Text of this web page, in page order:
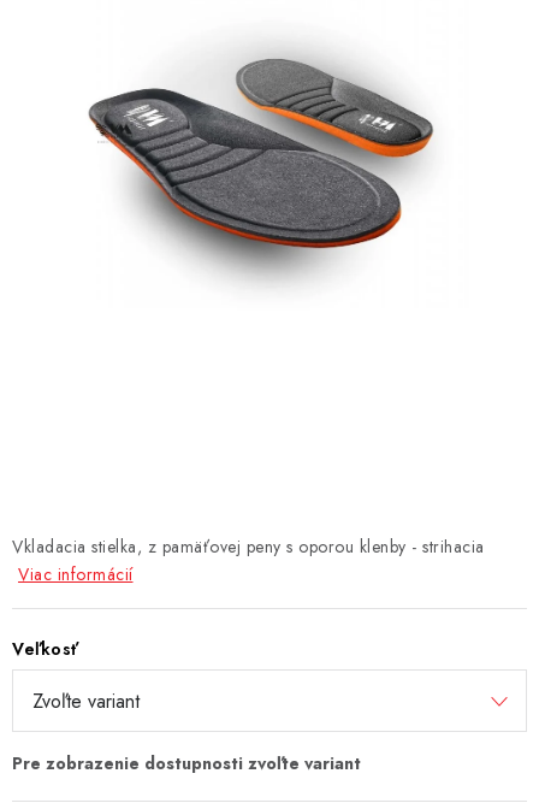
Kontakt Chránená dielňa
Pre firmy
Doprava, platba a zľavy
Potlač lôg
Formulár na výmenu tovaru
Kto sme
Reklamačný poriadok
Formulár na vrátenie tovaru /odstúpenie od zmluvy
Vkladacia stielka, z pamäťovej peny s oporou klenby - strihacia
Viac informácií
Veľkosť